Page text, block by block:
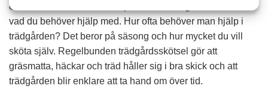
enstaka insatser beroende på hur din trädgård ser ut och
vad du behöver hjälp med. Hur ofta behöver man hjälp i
trädgården? Det beror på säsong och hur mycket du vill
sköta själv. Regelbunden trädgårdsskötsel gör att
gräsmatta, häckar och träd håller sig i bra skick och att
trädgården blir enklare att ta hand om över tid.